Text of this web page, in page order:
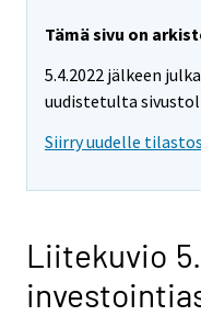
Tämä sivu on
5.4.2022 jälkeen
uudistetulta
Siirry uudelle
Liitekuvio